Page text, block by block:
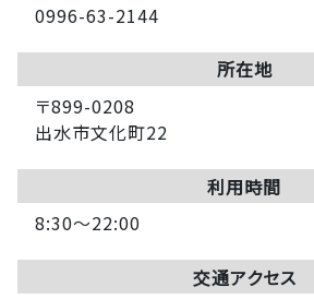
0996-63-2144
所在地
〒899-0208
出水市文化町22
利用時間
8:30～22:00
交通アクセス